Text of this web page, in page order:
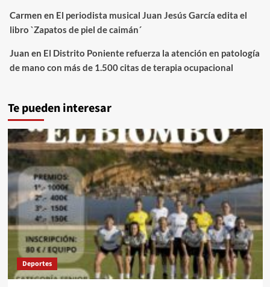
Carmen en El periodista musical Juan Jesús García edita el
libro `Zapatos de piel de caimán´
Juan en El Distrito Poniente refuerza la atención en patología
de mano con más de 1.500 citas de terapia ocupacional
Te pueden interesar
Deportes